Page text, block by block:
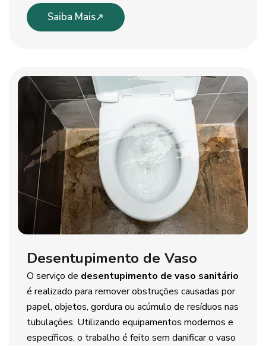
Saiba Mais
Desentupimento de Vaso
O serviço de desentupimento de vaso sanitário
é realizado para remover obstruções causadas por
papel, objetos, gordura ou acúmulo de resíduos nas
tubulações. Utilizando equipamentos modernos e
específicos, o trabalho é feito sem danificar o vaso